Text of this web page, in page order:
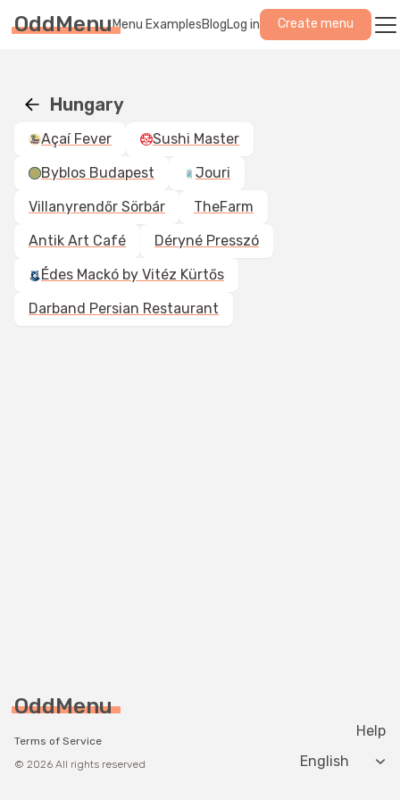
OddMenuMenu ExamplesBlogLog in Create menu
Hungary
Açaí Fever
Sushi Master
Byblos Budapest
Jouri
Villanyrendőr Sörbár
TheFarm
Antik Art Café
Déryné Presszó
Édes Mackó by Vitéz Kürtős
Darband Persian Restaurant
OddMenu
Terms of Service
© 2026 All rights reserved
Help
Change